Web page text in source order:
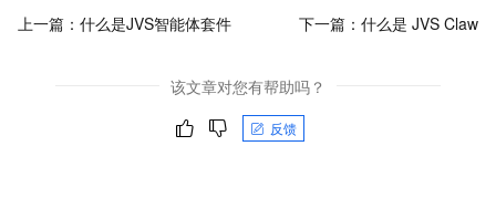
上一篇： 什么是JVS智能体套件 下一篇： 什么是 JVS Claw
该文章对您有帮助吗？
反馈